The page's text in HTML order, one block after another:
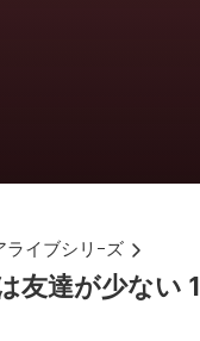
ライブシリ-ズ
友達が少ない 1